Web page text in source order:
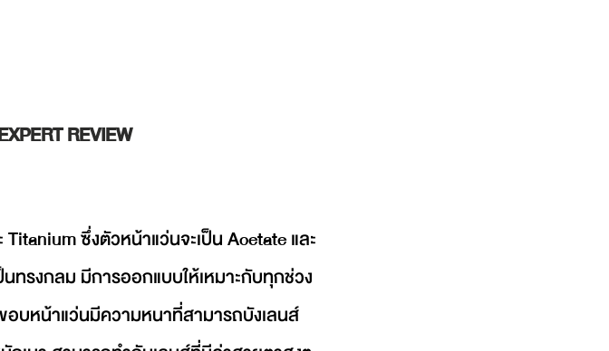
REVIEW
ซึ่งตัวหน้าแว่นจะเป็น Acetate และ
ทรงกลม มีการออกแบบให้เหมาะกับทุกช่วง
บหน้าแว่นมีความหนาที่สามารถบังเลนส์